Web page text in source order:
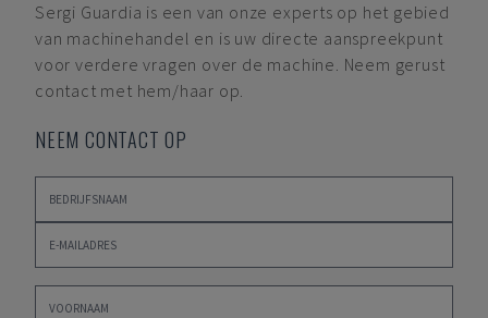
Sergi Guardia is een van onze experts op het gebied
van machinehandel en is uw directe aanspreekpunt
voor verdere vragen over de machine. Neem gerust
contact met hem/haar op.
NEEM CONTACT OP